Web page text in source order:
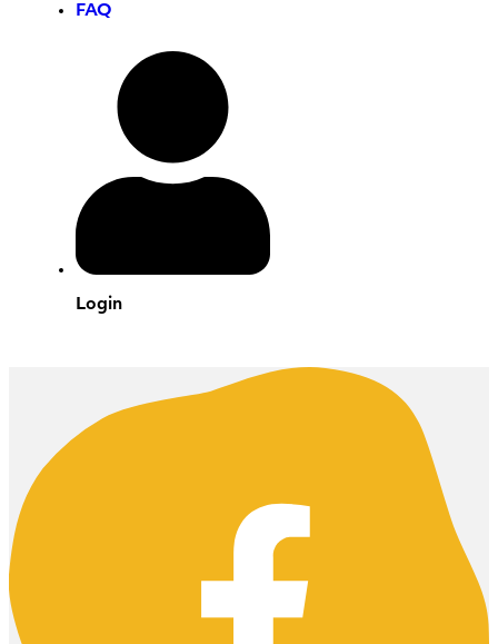
FAQ
Login